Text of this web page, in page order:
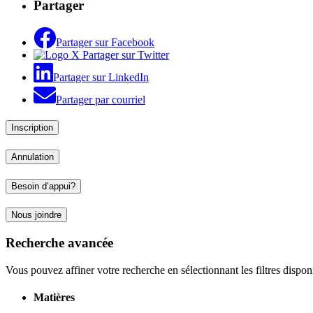
Partager
Partager sur Facebook
Partager sur Twitter
Partager sur LinkedIn
Partager par courriel
Inscription
Annulation
Besoin d’appui?
Nous joindre
Recherche avancée
Vous pouvez affiner votre recherche en sélectionnant les filtres
Matières